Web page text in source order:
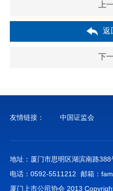
上
返
下
友情链接： 中国证监会
地址：厦门市思明区湖滨南路388
电话：0592-5511212
邮箱：
厦门上市公司协会 2013